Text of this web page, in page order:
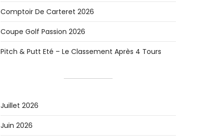
Comptoir De Carteret 2026
Coupe Golf Passion 2026
Pitch & Putt Eté – Le Classement Après 4 Tours
Juillet 2026
Juin 2026